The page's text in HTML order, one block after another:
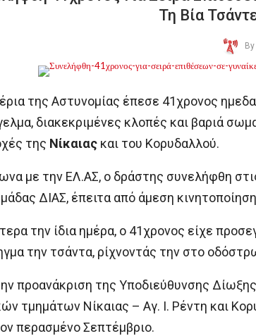
Τη Βία
By
της Αστυνομίας έπεσε 41χρονος
διακεκριμένες κλοπές και βαριά
της Νίκαιας και του Κορυδαλλού.
με την ΕΛ.ΑΣ, ο δράστης συνελήφθη
ΔΙΑΣ, έπειτα από άμεση
την ίδια ημέρα, ο 41χρονος είχε
την τσάντα, ρίχνοντάς την στο
προανάκριση της Υποδιεύθυνσης
τμημάτων Νίκαιας – Αγ. Ι. Ρέντη και
περασμένο Σεπτέμβριο.